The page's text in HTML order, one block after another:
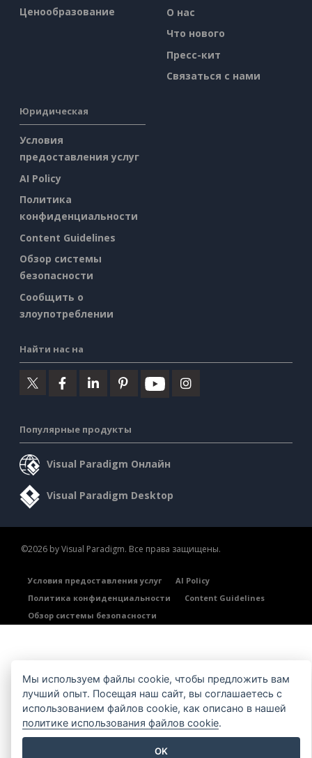
Ценообразование
О нас
Что нового
Пресс-кит
Связаться с нами
Юридическая
Условия
предоставления услуг
AI Policy
Политика
конфиденциальности
Content Guidelines
Обзор системы
безопасности
Сообщить о
злоупотреблении
Найти нас на
Популярные продукты
Visual Paradigm Онлайн
Visual Paradigm Desktop
©2026 by Visual Paradigm. Все права защищены.
Условия предоставления услуг
AI Policy
Политика конфиденциальности
Content Guidelines
Обзор системы безопасности
Мы используем файлы cookie, чтобы предложить вам
лучший опыт. Посещая наш сайт, вы соглашаетесь с
использованием файлов cookie, как описано в нашей
политике использования файлов cookie.
OK